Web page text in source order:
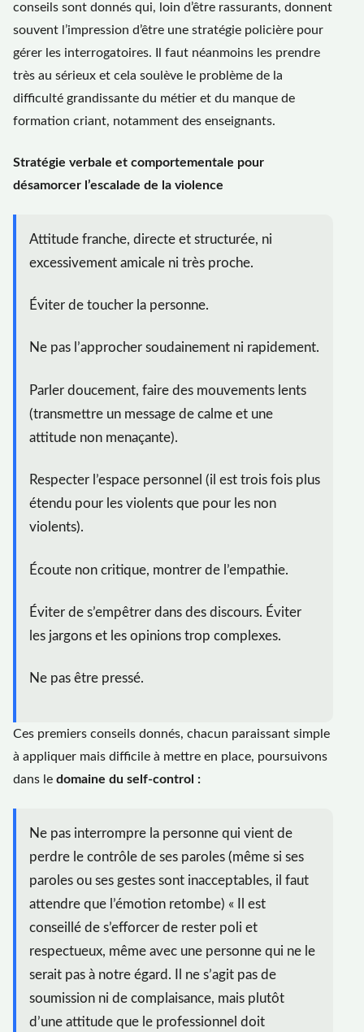
conseils sont donnés qui, loin d’être rassurants, donnent
souvent l’impression d’être une stratégie policière pour
gérer les interrogatoires. Il faut néanmoins les prendre
très au sérieux et cela soulève le problème de la
difficulté grandissante du métier et du manque de
formation criant, notamment des enseignants.
Stratégie verbale et comportementale pour
désamorcer l’escalade de la violence
Attitude franche, directe et structurée, ni
excessivement amicale ni très proche.
Éviter de toucher la personne.
Ne pas l’approcher soudainement ni rapidement.
Parler doucement, faire des mouvements lents
(transmettre un message de calme et une
attitude non menaçante).
Respecter l’espace personnel (il est trois fois plus
étendu pour les violents que pour les non
violents).
Écoute non critique, montrer de l’empathie.
Éviter de s’empêtrer dans des discours. Éviter
les jargons et les opinions trop complexes.
Ne pas être pressé.
Ces premiers conseils donnés, chacun paraissant simple
à appliquer mais difficile à mettre en place, poursuivons
dans le domaine du self-control :
Ne pas interrompre la personne qui vient de
perdre le contrôle de ses paroles (même si ses
paroles ou ses gestes sont inacceptables, il faut
attendre que l’émotion retombe) « Il est
conseillé de s’efforcer de rester poli et
respectueux, même avec une personne qui ne le
serait pas à notre égard. Il ne s’agit pas de
soumission ni de complaisance, mais plutôt
d’une attitude que le professionnel doit